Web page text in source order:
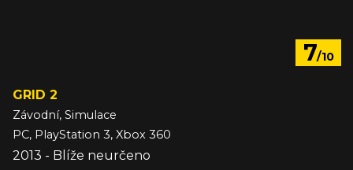
7/10
GRID 2
Závodní, Simulace
PC, PlayStation 3, Xbox 360
2013 - Blíže neurčeno